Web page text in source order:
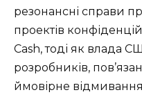
резонансні справи
проектів
Cash, тоді як влада
розробників,
ймовірне